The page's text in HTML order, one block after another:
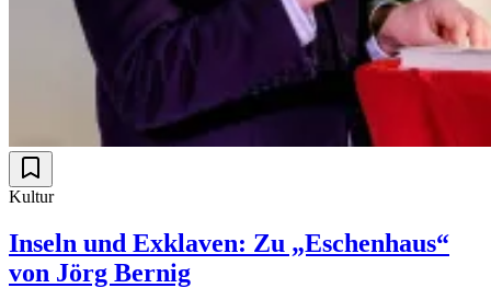
Kultur
Inseln und Exklaven: Zu „Eschenhaus“
von Jörg Bernig